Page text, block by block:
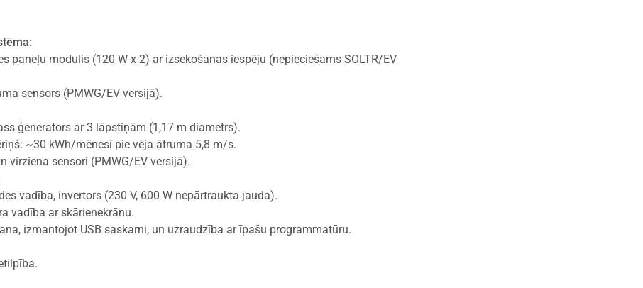
:
paneļu modulis (120 W x 2) ar izsekošanas iespēju (nepieciešams SOLTR/EV
sensors (PMWG/EV versijā).
ģenerators ar 3 lāpstiņām (1,17 m diametrs).
~30 kWh/mēnesī pie vēja ātruma 5,8 m/s.
virziena sensori (PMWG/EV versijā).
vadība, invertors (230 V, 600 W nepārtraukta jauda).
vadība ar skārienekrānu.
izmantojot USB saskarni, un uzraudzība ar īpašu programmatūru.